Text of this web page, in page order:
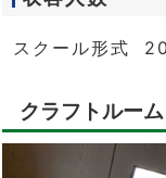
スクール形式
クラフトルーム